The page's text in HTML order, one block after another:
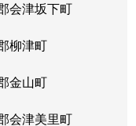
会津坂下町
柳津町
金山町
会津美里町